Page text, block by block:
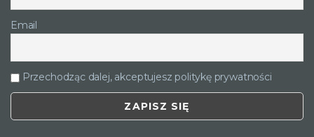
Email
Przechodząc dalej, akceptujesz politykę prywatności